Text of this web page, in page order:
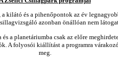
kilátó és a pihenőpontok az év
azonban önállóan nem
a planetáriumba csak az előre
A folyosói kiállítást a programra
meg.